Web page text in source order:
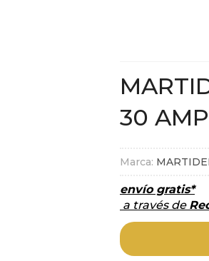
30
Marca:
envío gratis*
a través de